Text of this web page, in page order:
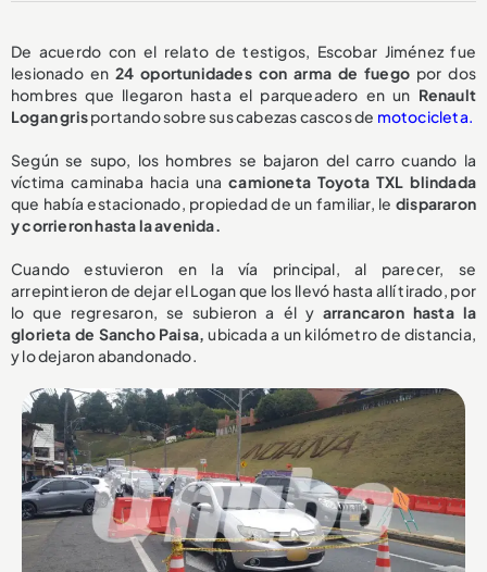
De acuerdo con el relato de testigos, Escobar Jiménez fue
lesionado en 24 oportunidades con arma de fuego por dos
hombres que llegaron hasta el parqueadero en un Renault
Logan grisportando sobre sus cabezas cascos de motocicleta.
Según se supo, los hombres se bajaron del carro cuando la
víctima caminaba hacia unacamioneta Toyota TXL blindada
que había estacionado, propiedad de un familiar, le dispararon
y corrieron hasta la avenida.
Cuando estuvieron en la vía principal, al parecer, se
arrepintieron de dejar el Logan que los llevó hasta allí tirado, por
lo que regresaron, se subieron a él y arrancaron hasta la
glorieta de Sancho Paisa, ubicada a un kilómetro de distancia,
y lo dejaron abandonado.